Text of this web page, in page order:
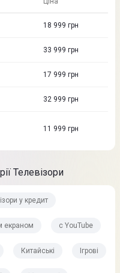
18 999 грн
33 999 грн
17 999 грн
32 999 грн
11 999 грн
Телевізори
у кредит
екраном c YouTube
Китайські Ігрові